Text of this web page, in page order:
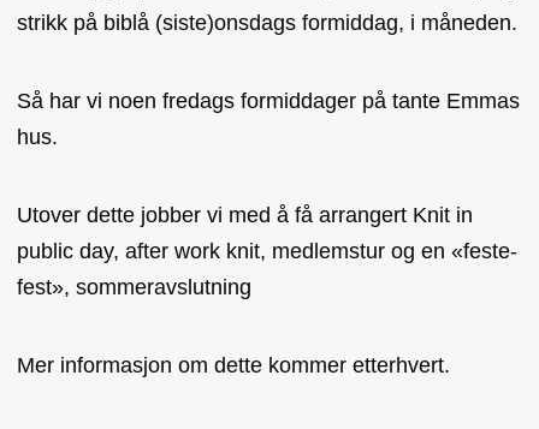
strikk på biblå (siste)onsdags formiddag, i måneden.
Så har vi noen fredags formiddager på tante Emmas
hus.
Utover dette jobber vi med å få arrangert Knit in
public day, after work knit, medlemstur og en «feste-
fest», sommeravslutning
Mer informasjon om dette kommer etterhvert.